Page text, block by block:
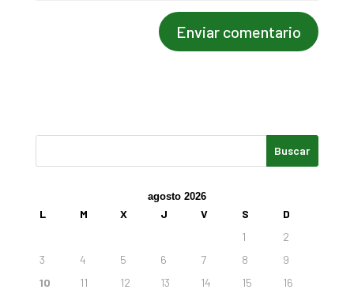
agosto 2026
L M X J V S
D
1
2
3
4 5 6 7 8
9
10
11 12 13 14 15
16